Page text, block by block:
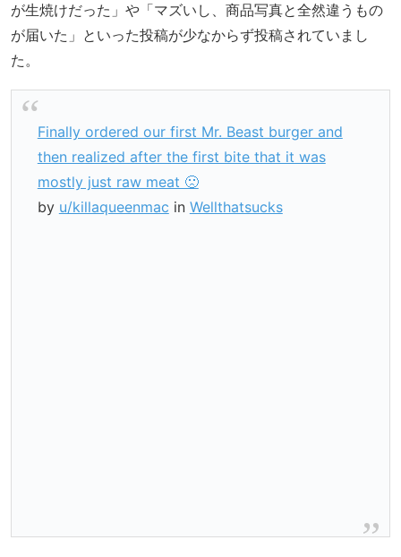
が生焼けだった」や「マズいし、商品写真と全然違うもの
が届いた」といった投稿が少なからず投稿されていまし
た。
Finally ordered our first Mr. Beast burger and
then realized after the first bite that it was
mostly just raw meat 🙁
by u/killaqueenmac in Wellthatsucks